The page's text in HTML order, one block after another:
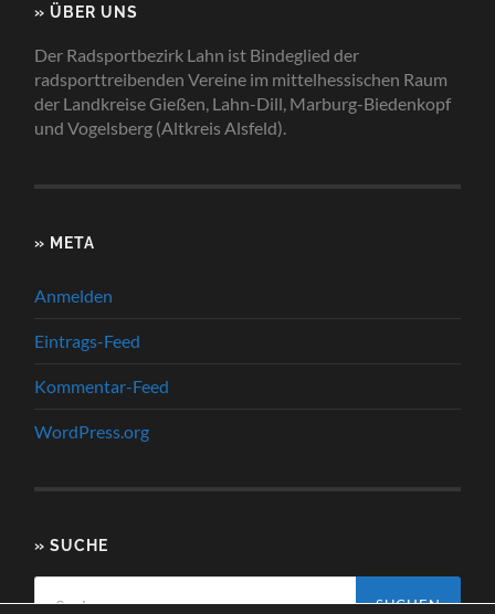
» ÜBER UNS
Der Radsportbezirk Lahn ist Bindeglied der
radsporttreibenden Vereine im mittelhessischen Raum
der Landkreise Gießen, Lahn-Dill, Marburg-Biedenkopf
und Vogelsberg (Altkreis Alsfeld).
» META
Anmelden
Eintrags-Feed
Kommentar-Feed
WordPress.org
» SUCHE